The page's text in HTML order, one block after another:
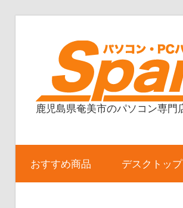
キ
鹿児島県奄美市のパソコン専
おすすめ商品 デスクトップ